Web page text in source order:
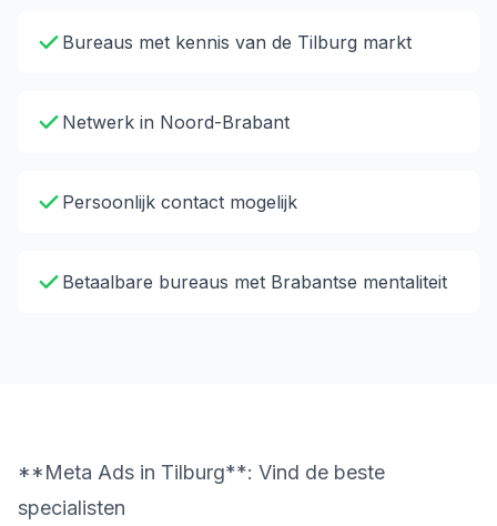
Bureaus met kennis van de Tilburg markt
Netwerk in Noord-Brabant
Persoonlijk contact mogelijk
Betaalbare bureaus met Brabantse mentaliteit
**Meta Ads in Tilburg**: Vind de beste
specialisten